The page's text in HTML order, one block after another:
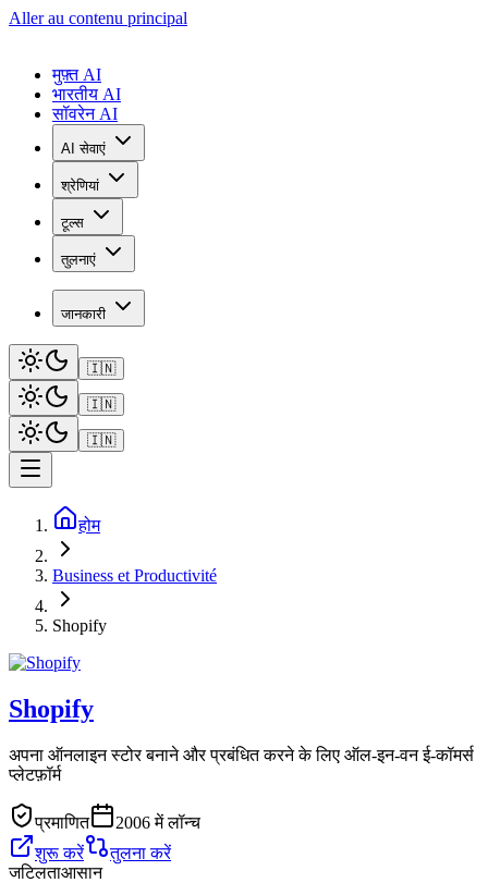
Aller au contenu principal
मुफ़्त AI
भारतीय AI
सॉवरेन AI
AI सेवाएं
श्रेणियां
टूल्स
तुलनाएं
जानकारी
🇮🇳
🇮🇳
🇮🇳
होम
Business et Productivité
Shopify
Shopify
अपना ऑनलाइन स्टोर बनाने और प्रबंधित करने के लिए ऑल-इन-वन ई-कॉमर्स
प्लेटफ़ॉर्म
प्रमाणित
2006 में लॉन्च
शुरू करें
तुलना करें
जटिलताआसान